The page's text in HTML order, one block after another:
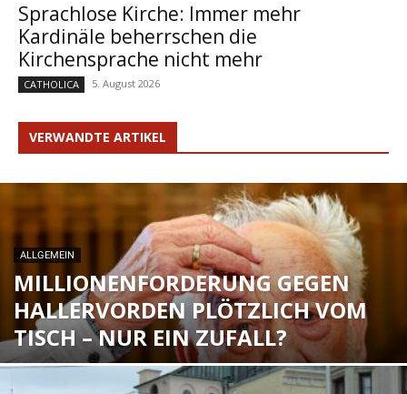
Sprachlose Kirche: Immer mehr
Kardinäle beherrschen die
Kirchensprache nicht mehr
CATHOLICA 5. August 2026
VERWANDTE ARTIKEL
ALLGEMEIN
MILLIONENFORDERUNG GEGEN
HALLERVORDEN PLÖTZLICH VOM
TISCH – NUR EIN ZUFALL?